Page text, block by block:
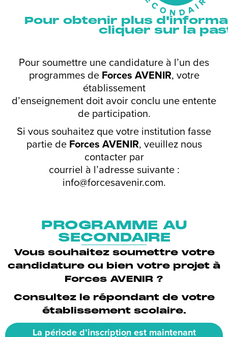
Pour obtenir plus
cliquer sur la
Pour soumettre une candidature à l’un des
programmes de Forces AVENIR, votre
établissement
d’enseignement doit avoir conclu une entente
de participation.
Si vous souhaitez que votre institution fasse
partie de Forces AVENIR, veuillez nous
contacter par
courriel à l’adresse suivante :
info@forcesavenir.com.
PROGRAMME AU
SECONDAIRE
Vous souhaitez soumettre votre
candidature ou bien votre projet à
Forces AVENIR ?
Consultez le répondant de votre
établissement scolaire.
La période d’inscription est maintenant